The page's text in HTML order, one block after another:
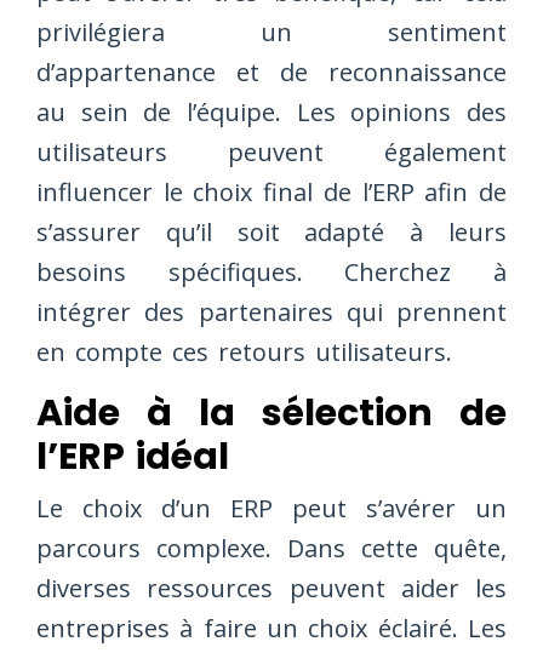
privilégiera un sentiment
d’appartenance et de reconnaissance
au sein de l’équipe. Les opinions des
utilisateurs peuvent également
influencer le choix final de l’ERP afin de
s’assurer qu’il soit adapté à leurs
besoins spécifiques. Cherchez à
intégrer des partenaires qui prennent
en compte ces retours utilisateurs.
Aide à la sélection de
l’ERP idéal
Le choix d’un ERP peut s’avérer un
parcours complexe. Dans cette quête,
diverses ressources peuvent aider les
entreprises à faire un choix éclairé. Les